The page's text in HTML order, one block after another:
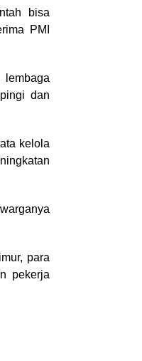
bisa
PMI
dan
kelola
para
pekerja